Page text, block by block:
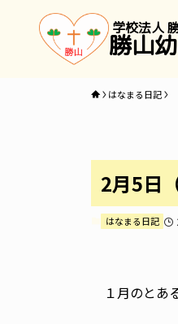
学校法人
勝山
はなまる日記
2月5日
はなまる日記
１月のとあ